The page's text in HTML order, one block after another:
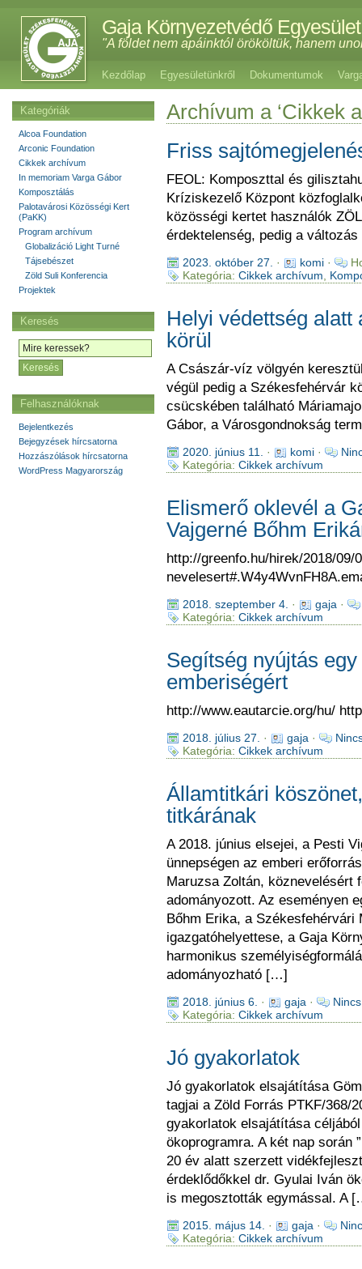
Gaja Környezetvédő Egyesület
"A földet nem apáinktól örököltük, hanem
Kezdőlap Egyesületünkről Dokumentumok
Archívum a ‘Cikkek
Friss
FEOL: Komposzttal és
Kríziskezelő Központ
közösségi kertet használók
érdektelenség, pedig a változás
2023. október 27. · komi·
Kategória: Cikkek archívum
Helyi védettség alatt
körül
A Császár-víz völgyén
végül pedig a Székesfehérvár
csücskében található
Gábor, a Városgondnokság
2020. június 11. · komi·
Kategória: Cikkek archívum
Elismerő oklevél a
Vajgerné Bőhm
http://greenfo.hu/hirek/2018/
2018. szeptember 4. · gaja ·
Kategória: Cikkek archívum
Segítség nyújtás
emberiségért
http://www.eautarcie.org/hu/
2018. július 27. · gaja ·
Kategória: Cikkek archívum
Államtitkári
titkárának
A 2018. június elsejei, a Pesti
ünnepségen az emberi
Maruzsa Zoltán, köznevelésért
adományozott. Az eseményen
Bőhm Erika, a
igazgatóhelyettese, a Gaja
harmonikus
adományozható […]
2018. június 6. · gaja ·
Kategória: Cikkek archívum
Jó gyakorlatok
Jó gyakorlatok elsajátítása
tagjai a Zöld Forrás PTKF/368/
gyakorlatok elsajátítása
ökoprogramra. A két nap során
20 év alatt szerzett
érdeklődőkkel dr. Gyulai Iván
is megosztották egymással. A
2015. május 14. · gaja ·
Kategória: Cikkek archívum
Kategóriák
Alcoa Foundation
Arconic Foundation
Cikkek archívum
In memoriam Varga Gábor
Komposztálás
Palotavárosi Közösségi Kert
(PaKK)
Program archívum
Globalizáció Light Turné
Tájsebészet
Zöld Suli Konferencia
Projektek
Keresés
Felhasználóknak
Bejelentkezés
Bejegyzések hírcsatorna
Hozzászólások hírcsatorna
WordPress Magyarország